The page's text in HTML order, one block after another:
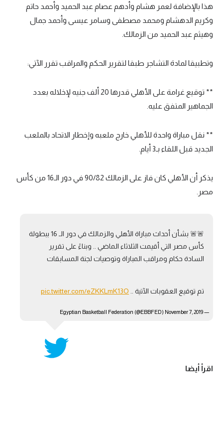
هذا بالإضافة لعمر هشام وأدهم عصام عبد الحميد وأحمد حاتم
وكريم الدهشام ومحمد مصطفى وسامر عيسى وأحمد جمال
وهيثم عبد الحميد من الزمالك.
وتطبيقا لمادة التشاجر طبقا لتقرير الحكم والمراقب تقرر الآتي:
** توقيع غرامة على الأهلي قدرها 20 ألف جنيه لإخلاله بعدد
الجماهير المتفق عليه.
** نقل مباراة واحدة للأهلي خارج ملعبه وإخطار الاتحاد بالملعب
الجديد قبل اللقاء بـ3 أيام.
يذكر أن الأهلي كان فاز على الزمالك 90/82 في دور الـ16 من كأس
مصر.
🚨🚨 بشأن أحداث مباراة الأهلي والزمالك في دور الـ 16 ببطولة
كأس مصر التي أقيمت الثلاثاء الماضي .. وبناءً على تقرير
السادة حكام ومراقب المباراة وتوصيات لجنة المسابقات
تم توقيع العقوبات الآتية .. pic.twitter.com/eZKKLmK13O
— Egyptian Basketball Federation (@EBBFED)
November 7, 2019
اقرأ أيضا